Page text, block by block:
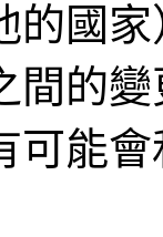
的國
間的
可能